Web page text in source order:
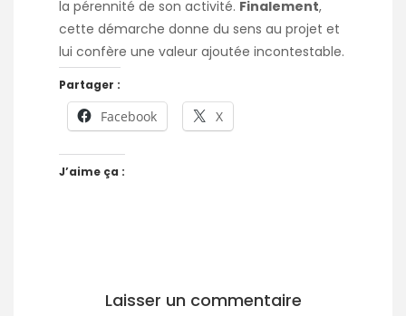
la pérennité de son activité. Finalement,
cette démarche donne du sens au projet et
lui confère une valeur ajoutée incontestable.
Partager :
Facebook X
J’aime ça :
Laisser un commentaire